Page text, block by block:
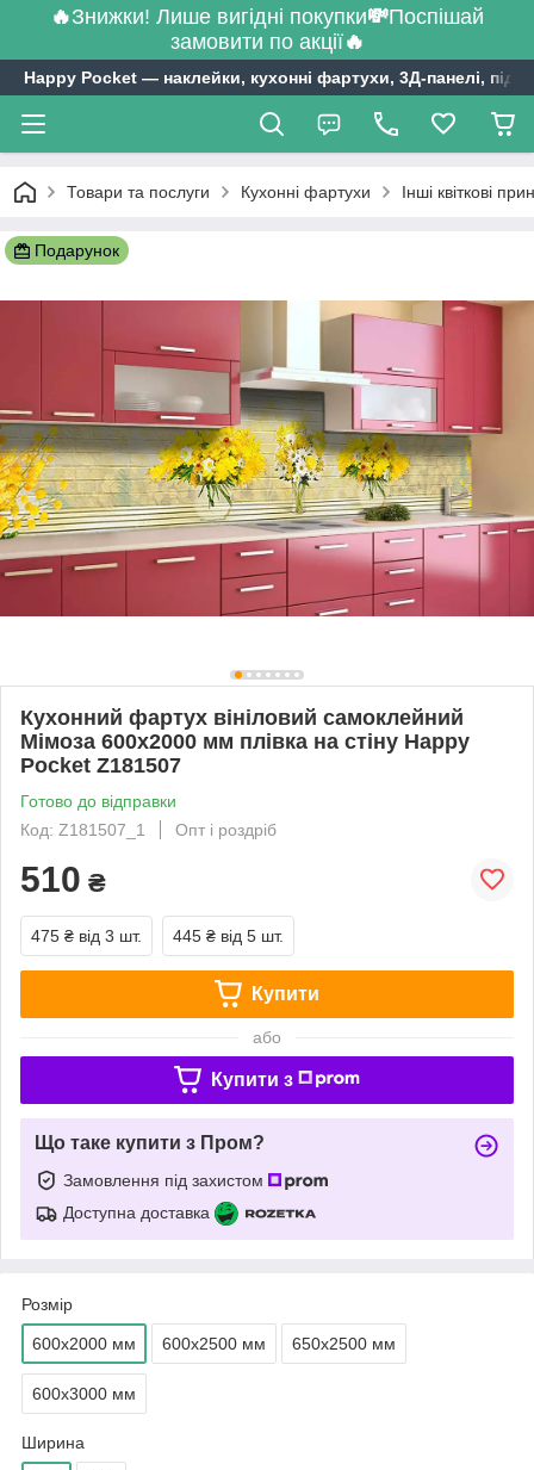
🔥Знижки! Лише вигідні покупки💸Поспішай
замовити по акції🔥
Happy Pocket ― наклейки, кухонні фартухи, 3Д-панелі,
Товари та послуги Кухонні фартухи Інші квіткові
Подарунок
Кухонний фартух вініловий самоклейний
Мімоза 600х2000 мм плівка на стіну Happy
Pocket Z181507
Готово до відправки
Код: Z181507_1
Опт і роздріб
510 ₴
475 ₴ від 3 шт. 445 ₴ від 5 шт.
Купити
або
Купити з
Що таке купити з Пром?
Замовлення під захистом
Доступна доставка
Розмір
600х2000 мм 600х2500 мм 650х2500 мм
600х3000 мм
Ширина